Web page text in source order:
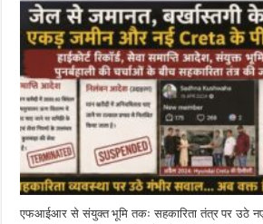
एफआईआर से संयुक्त भूमि तकः सहकारिता तंत्र पर उठे नए